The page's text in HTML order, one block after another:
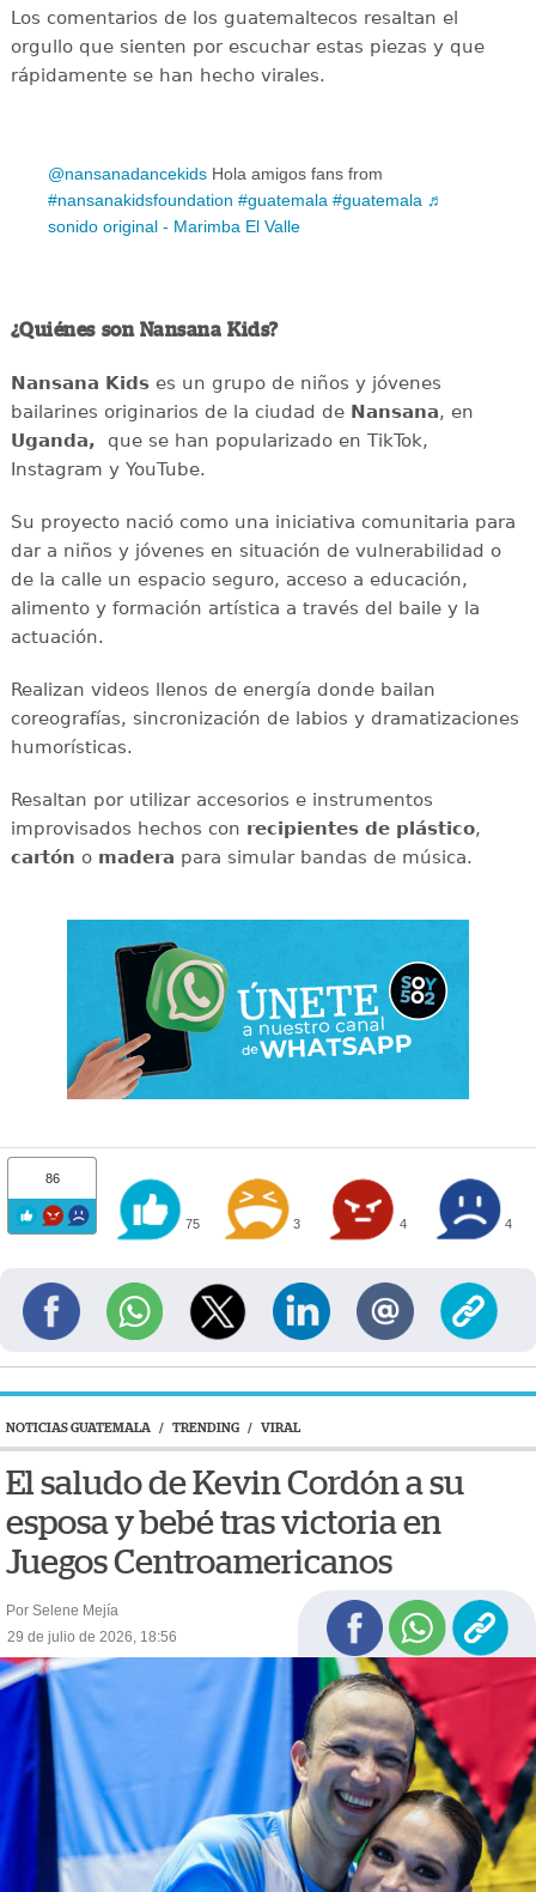
Los comentarios de los guatemaltecos resaltan el
orgullo que sienten por escuchar estas piezas y que
rápidamente se han hecho virales.
@nansanadancekids Hola amigos fans from
#nansanakidsfoundation #guatemala #guatemala ♬
sonido original - Marimba El Valle
¿Quiénes son Nansana Kids?
Nansana Kidses un grupo de niños y jóvenes
bailarines originarios de la ciudad de Nansana, en
Uganda, que se han popularizado en TikTok,
Instagram y YouTube.
Su proyecto nació como una iniciativa comunitaria para
dar a niños y jóvenes en situación de vulnerabilidad o
de la calle un espacio seguro, acceso a educación,
alimento y formación artística a través del baile y la
actuación.
Realizan videos llenos de energía donde bailan
coreografías, sincronización de labios y dramatizaciones
humorísticas.
Resaltan por utilizar accesorios e instrumentos
improvisados hechos con recipientes de plástico,
cartón o madera para simular bandas de música.
86
75 3 4 4
NOTICIAS GUATEMALA / TRENDING / VIRAL
El saludo de Kevin Cordón a su
esposa y bebé tras victoria en
Juegos Centroamericanos
Por Selene Mejía
29 de julio de 2026, 18:56